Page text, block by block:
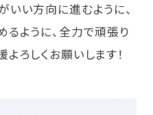
いい方向に進むように、
るように、全力で頑張り
ろしくお願いします！